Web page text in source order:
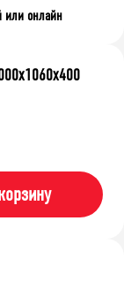
или онлайн